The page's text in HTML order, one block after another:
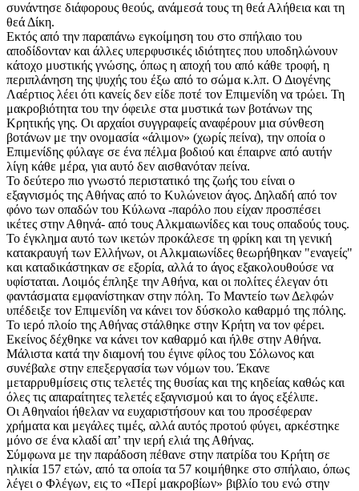
συνάντησε διάφορους θεούς, ανάμεσά τους τη θεά Αλήθεια και τη
θεά Δίκη.
Εκτός από την παραπάνω εγκοίμηση του στο σπήλαιο του
αποδίδονταν και άλλες υπερφυσικές ιδιότητες που υποδηλώνουν
κάτοχο μυστικής γνώσης, όπως η αποχή του από κάθε τροφή, η
περιπλάνηση της ψυχής του έξω από το σώμα κ.λπ. Ο Διογένης
Λαέρτιος λέει ότι κανείς δεν είδε ποτέ τον Επιμενίδη να τρώει. Τη
μακροβιότητα του την όφειλε στα μυστικά των βοτάνων της
Κρητικής γης. Οι αρχαίοι συγγραφείς αναφέρουν μια σύνθεση
βοτάνων με την ονομασία «άλιμον» (χωρίς πείνα), την οποία ο
Επιμενίδης φύλαγε σε ένα πέλμα βοδιού και έπαιρνε από αυτήν
λίγη κάθε μέρα, για αυτό δεν αισθανόταν πείνα.
Το δεύτερο πιο γνωστό περιστατικό της ζωής του είναι ο
εξαγνισμός της Αθήνας από το Κυλώνειον άγος. Δηλαδή από τον
φόνο των οπαδών του Κύλωνα -παρόλο που είχαν προσπέσει
ικέτες στην Αθηνά- από τους Αλκμαιωνίδες και τους οπαδούς τους.
Το έγκλημα αυτό των ικετών προκάλεσε τη φρίκη και τη γενική
κατακραυγή των Ελλήνων, οι Αλκμαιωνίδες θεωρήθηκαν "εναγείς"
και καταδικάστηκαν σε εξορία, αλλά το άγος εξακολουθούσε να
υφίσταται. Λοιμός έπληξε την Αθήνα, και οι πολίτες έλεγαν ότι
φαντάσματα εμφανίστηκαν στην πόλη. Το Μαντείο των Δελφών
υπέδειξε τον Επιμενίδη να κάνει τον δύσκολο καθαρμό της πόλης.
Το ιερό πλοίο της Αθήνας στάλθηκε στην Κρήτη να τον φέρει.
Εκείνος δέχθηκε να κάνει τον καθαρμό και ήλθε στην Αθήνα.
Μάλιστα κατά την διαμονή του έγινε φίλος του Σόλωνος και
συνέβαλε στην επεξεργασία των νόμων του. Έκανε
μεταρρυθμίσεις στις τελετές της θυσίας και της κηδείας καθώς και
όλες τις απαραίτητες τελετές εξαγνισμού και το άγος εξέλιπε.
Οι Αθηναίοι ήθελαν να ευχαριστήσουν και του προσέφεραν
χρήματα και μεγάλες τιμές, αλλά αυτός προτού φύγει, αρκέστηκε
μόνο σε ένα κλαδί απ’ την ιερή ελιά της Αθήνας.
Σύμφωνα με την παράδοση πέθανε στην πατρίδα του Κρήτη σε
ηλικία 157 ετών, από τα οποία τα 57 κοιμήθηκε στο σπήλαιο, όπως
λέγει ο Φλέγων, εις το «Περί μακροβίων» βιβλίο του ενώ στην